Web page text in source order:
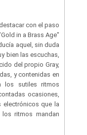
con el paso
in a Brass Age"
aquel, sin duda
bien las escuchas,
del propio Gray,
y contenidas en
los sutiles ritmos
ocasiones,
que la
ritmos mandan